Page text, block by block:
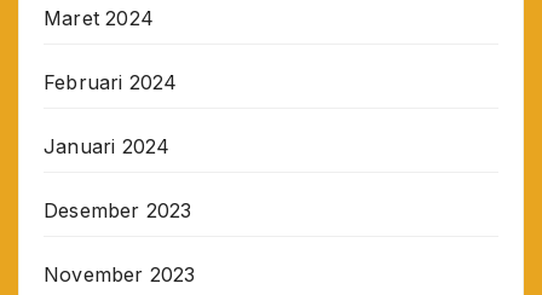
Maret 2024
Februari 2024
Januari 2024
Desember 2023
November 2023